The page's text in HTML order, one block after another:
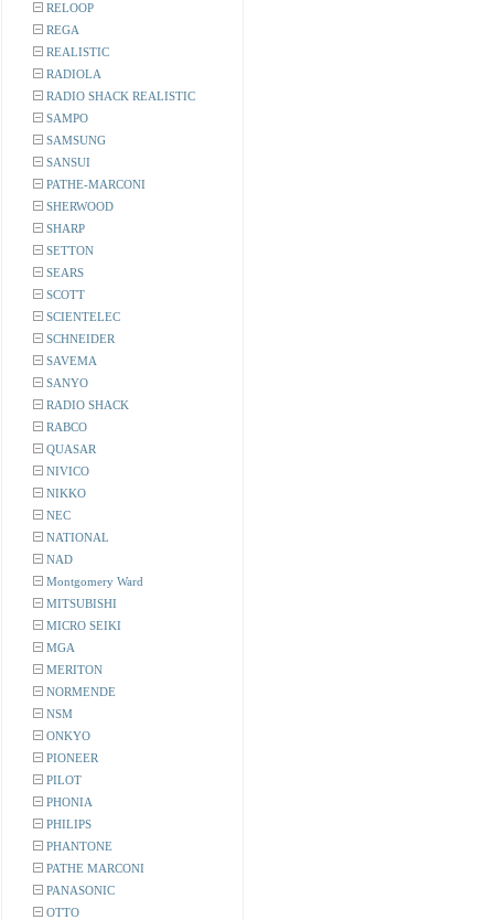
RELOOP
REGA
REALISTIC
RADIOLA
RADIO SHACK REALISTIC
SAMPO
SAMSUNG
SANSUI
PATHE-MARCONI
SHERWOOD
SHARP
SETTON
SEARS
SCOTT
SCIENTELEC
SCHNEIDER
SAVEMA
SANYO
RADIO SHACK
RABCO
QUASAR
NIVICO
NIKKO
NEC
NATIONAL
NAD
Montgomery Ward
MITSUBISHI
MICRO SEIKI
MGA
MERITON
NORMENDE
NSM
ONKYO
PIONEER
PILOT
PHONIA
PHILIPS
PHANTONE
PATHE MARCONI
PANASONIC
OTTO